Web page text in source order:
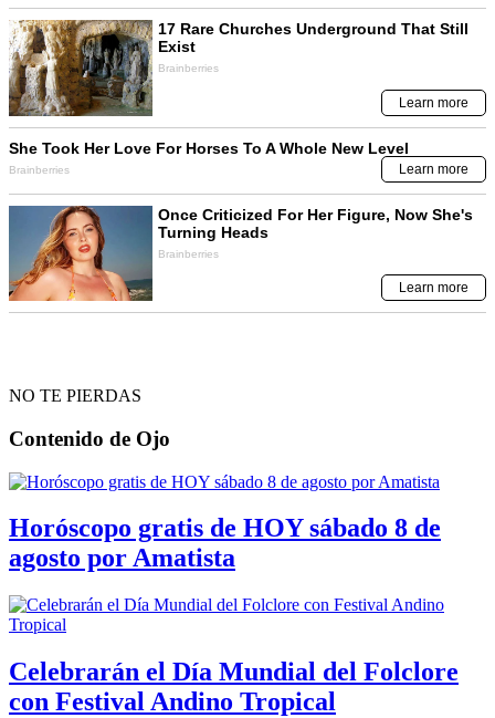
NO TE PIERDAS
Contenido de Ojo
Horóscopo gratis de HOY sábado 8 de
agosto por Amatista
Celebrarán el Día Mundial del Folclore
con Festival Andino Tropical